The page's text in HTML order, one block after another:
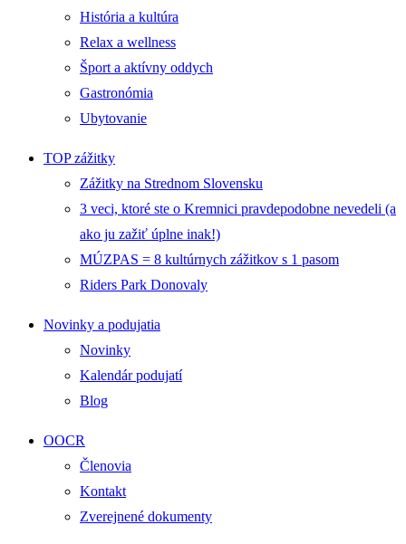
História a kultúra
Relax a wellness
Šport a aktívny oddych
Gastronómia
Ubytovanie
TOP zážitky
Zážitky na Strednom Slovensku
3 veci, ktoré ste o Kremnici pravdepodobne nevedeli (a
ako ju zažiť úplne inak!)
MÚZPAS = 8 kultúrnych zážitkov s 1 pasom
Riders Park Donovaly
Novinky a podujatia
Novinky
Kalendár podujatí
Blog
OOCR
Členovia
Kontakt
Zverejnené dokumenty